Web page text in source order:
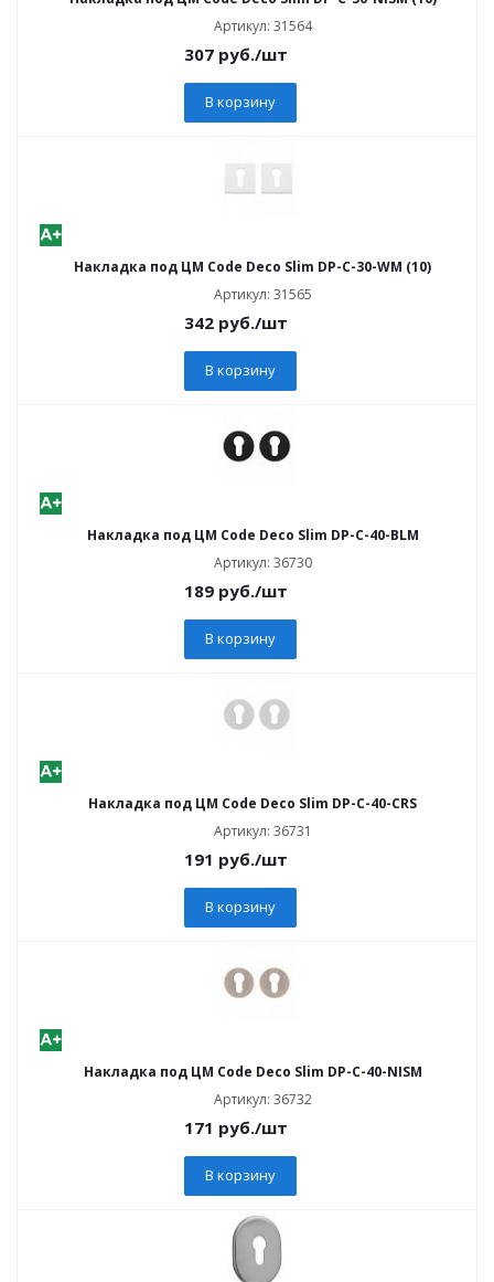
Артикул: 31564
307 руб./шт
В корзину
Накладка под ЦМ Code Deco Slim DP-C-30-WM (10)
Артикул: 31565
342 руб./шт
В корзину
Накладка под ЦМ Code Deco Slim DP-C-40-BLM
Артикул: 36730
189 руб./шт
В корзину
Накладка под ЦМ Code Deco Slim DP-C-40-CRS
Артикул: 36731
191 руб./шт
В корзину
Накладка под ЦМ Code Deco Slim DP-C-40-NISM
Артикул: 36732
171 руб./шт
В корзину